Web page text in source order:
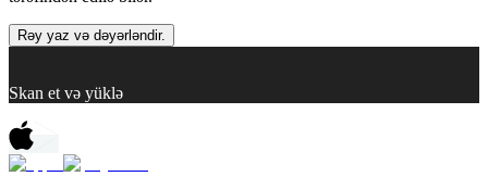
Rəy yaz və dəyərləndir.
Skan et və yüklə